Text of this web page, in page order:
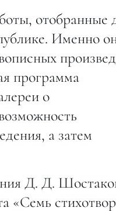
отобранные
Именно
программа
о
а затем
Д. Д.
«Семь